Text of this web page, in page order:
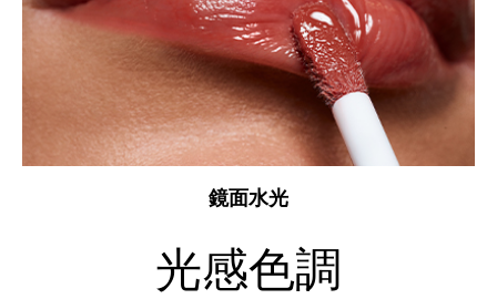
鏡面水光
光感色調